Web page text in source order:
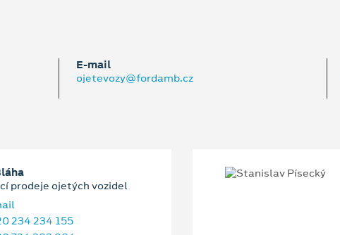
E‑mail
ojetevozy@fordamb.cz
prodeje ojetých vozidel
234 234 155